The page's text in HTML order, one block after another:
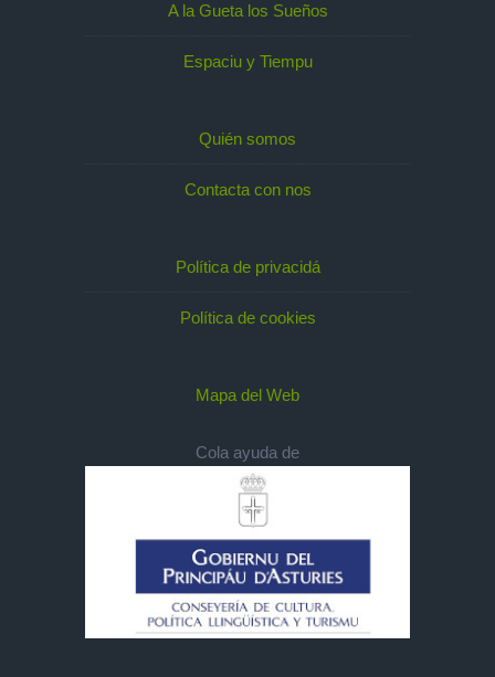
A la Gueta los Sueños
Espaciu y Tiempu
Quién somos
Contacta con nos
Política de privacidá
Política de cookies
Mapa del Web
Cola ayuda de